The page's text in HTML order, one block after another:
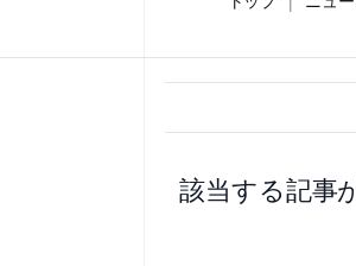
ッ
該当する記事